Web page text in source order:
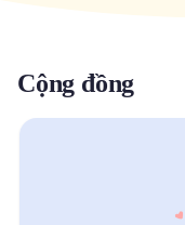
Cộng đồng